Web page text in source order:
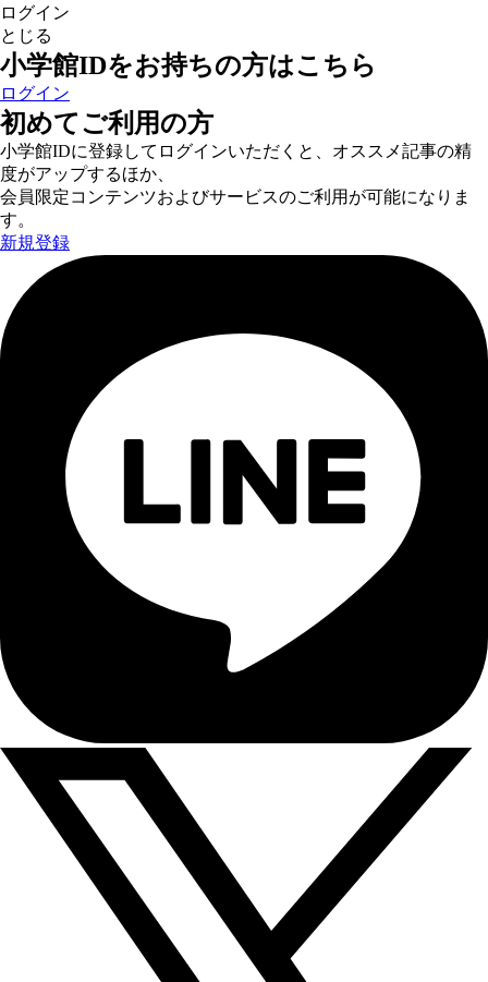
ログイン
とじる
小学館IDをお持ちの方はこちら
ログイン
初めてご利用の方
小学館IDに登録してログインいただくと、オススメ記事の精
度がアップするほか、
会員限定コンテンツおよびサービスのご利用が可能になりま
す。
新規登録